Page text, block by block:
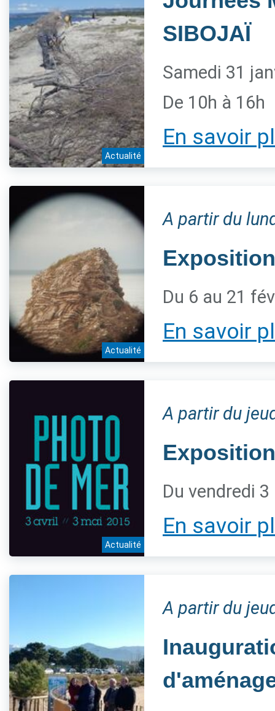
Actualité
SIBOJAÏ
Samedi 31
De 10h à 16h
En savoir
Actualité
A partir du
Du 6 au 21
En savoir
Actualité
A partir du
Du vendredi
En savoir
A partir du